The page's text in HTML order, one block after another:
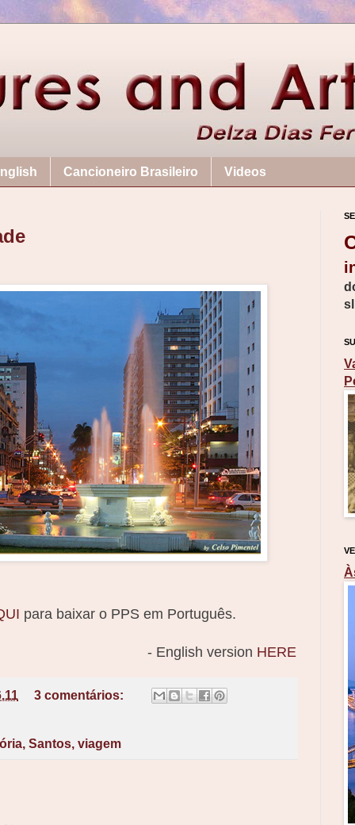
Cancioneiro Brasileiro Videos
para baixar o PPS em Português.
- English version HERE
3 comentários:
, Santos, viagem